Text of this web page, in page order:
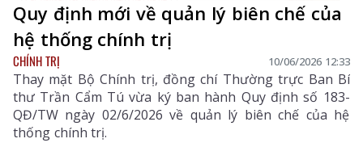
Quy định mới về quản lý biên chế của
hệ thống chính trị
CHÍNH TRỊ 10/06/2026 12:33
Thay mặt Bộ Chính trị, đồng chí Thường trực Ban Bí
thư Trần Cẩm Tú vừa ký ban hành Quy định số 183-
QĐ/TW ngày 02/6/2026 về quản lý biên chế của hệ
thống chính trị.